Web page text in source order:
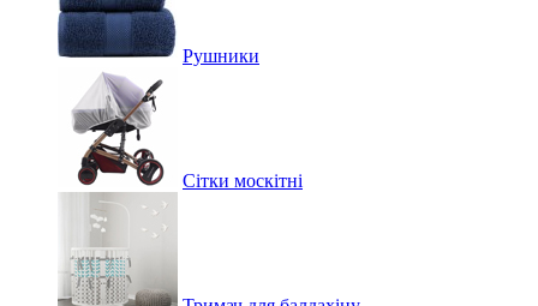
Рушники
Сітки москітні